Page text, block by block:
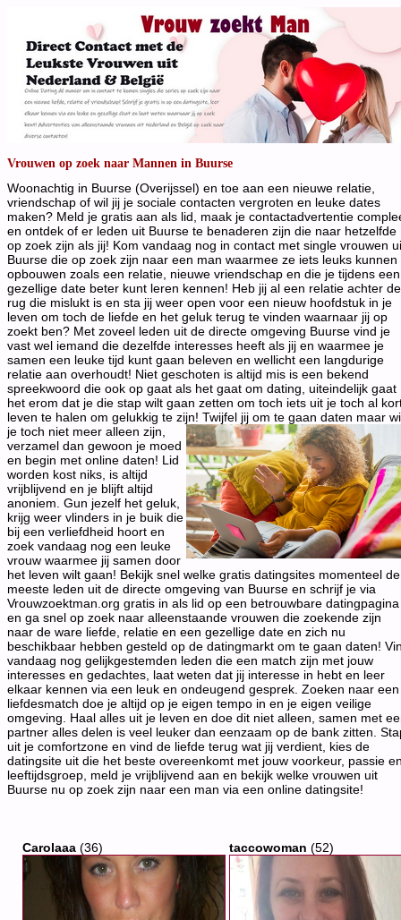
Vrouwen op zoek naar Mannen in Buurse
Woonachtig in Buurse (Overijssel) en toe aan een nieuwe relatie,
vriendschap of wil jij je sociale contacten vergroten en leuke dates
maken? Meld je gratis aan als lid, maak je contactadvertentie
en ontdek of er leden uit Buurse te benaderen zijn die naar hetzelfde
op zoek zijn als jij! Kom vandaag nog in contact met single vrouwen
Buurse die op zoek zijn naar een man waarmee ze iets leuks kunnen
opbouwen zoals een relatie, nieuwe vriendschap en die je tijdens een
gezellige date beter kunt leren kennen! Heb jij al een relatie achter de
rug die mislukt is en sta jij weer open voor een nieuw hoofdstuk in je
leven om toch de liefde en het geluk terug te vinden waarnaar jij op
zoekt ben? Met zoveel leden uit de directe omgeving Buurse vind je
vast wel iemand die dezelfde interesses heeft als jij en waarmee je
samen een leuke tijd kunt gaan beleven en wellicht een langdurige
relatie aan overhoudt! Niet geschoten is altijd mis is een bekend
spreekwoord die ook op gaat als het gaat om dating, uiteindelijk gaat
het erom dat je die stap wilt gaan zetten om toch iets uit je toch al
leven te halen om gelukkig te zijn! Twijfel jij om te gaan daten maar
je toch niet meer alleen zijn,
verzamel dan gewoon je moed
en begin met online daten! Lid
worden kost niks, is altijd
vrijblijvend en je blijft altijd
anoniem. Gun jezelf het geluk,
krijg weer vlinders in je buik die
bij een verliefdheid hoort en
zoek vandaag nog een leuke
vrouw waarmee jij samen door
het leven wilt gaan! Bekijk snel welke gratis datingsites momenteel de
meeste leden uit de directe omgeving van Buurse en schrijf je via
Vrouwzoektman.org gratis in als lid op een betrouwbare datingpagina
en ga snel op zoek naar alleenstaande vrouwen die zoekende zijn
naar de ware liefde, relatie en een gezellige date en zich nu
beschikbaar hebben gesteld op de datingmarkt om te gaan daten!
vandaag nog gelijkgestemden leden die een match zijn met jouw
interesses en gedachtes, laat weten dat jij interesse in hebt en leer
elkaar kennen via een leuk en ondeugend gesprek. Zoeken naar een
liefdesmatch doe je altijd op je eigen tempo in en je eigen veilige
omgeving. Haal alles uit je leven en doe dit niet alleen, samen met
partner alles delen is veel leuker dan eenzaam op de bank zitten.
uit je comfortzone en vind de liefde terug wat jij verdient, kies de
datingsite uit die het beste overeenkomt met jouw voorkeur, passie
leeftijdsgroep, meld je vrijblijvend aan en bekijk welke vrouwen uit
Buurse nu op zoek zijn naar een man via een online datingsite!
Carolaaa (36) taccowoman (52)